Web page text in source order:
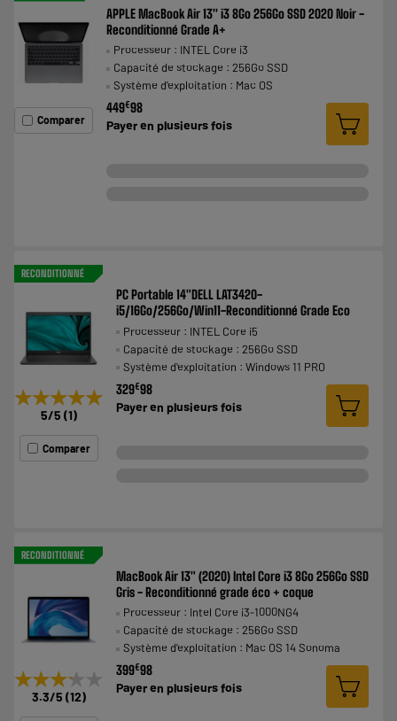
Comparer
APPLE MacBook Air 13'' i3 8Go 256Go SSD 2020 Noir -
Reconditionné Grade A+
Processeur : INTEL Core i3
Capacité de stockage : 256Go SSD
Système d'exploitation : Mac OS
449€98
Payer en plusieurs fois
RECONDITIONNÉ
★★★★★
★★★★★
5/5 (1)
Comparer
PC Portable 14"DELL LAT3420-
i5/16Go/256Go/Win11-Reconditionné Grade Eco
Processeur : INTEL Core i5
Capacité de stockage : 256Go SSD
Système d'exploitation : Windows 11 PRO
329€98
Payer en plusieurs fois
RECONDITIONNÉ
★★★★★
★★★★★
3.3/5 (12)
MacBook Air 13" (2020) Intel Core i3 8Go 256Go SSD
Gris - Reconditionné grade éco + coque
Processeur : Intel Core i3-1000NG4
Capacité de stockage : 256Go SSD
Système d'exploitation : Mac OS 14 Sonoma
399€98
Payer en plusieurs fois